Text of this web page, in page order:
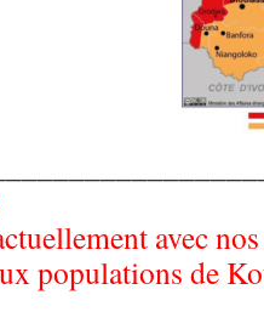
avec
populations de